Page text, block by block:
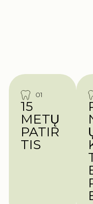
01
15
METŲ
PATIR
TIS